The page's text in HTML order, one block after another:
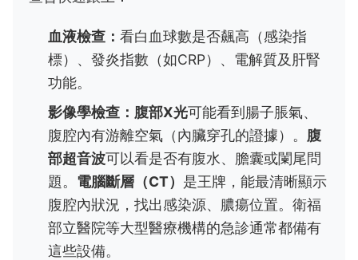
血液檢查： 看白血球數是否飆高（感染指
標）、發炎指數（如CRP）、電解質及肝腎
功能。
影像學檢查： 腹部X光可能看到腸子脹氣、
腹腔內有游離空氣（內臟穿孔的證據）。 腹
部超音波可以看是否有腹水、膽囊或闌尾問
題。 電腦斷層（CT） 是王牌，能最清晰顯示
腹腔內狀況，找出感染源、膿瘍位置。衛福
部立醫院等大型醫療機構的急診通常都備有
這些設備。